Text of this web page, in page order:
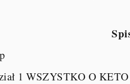
1 WSZYSTKO O KETO